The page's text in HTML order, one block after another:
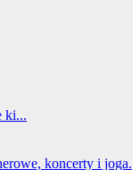
ki...